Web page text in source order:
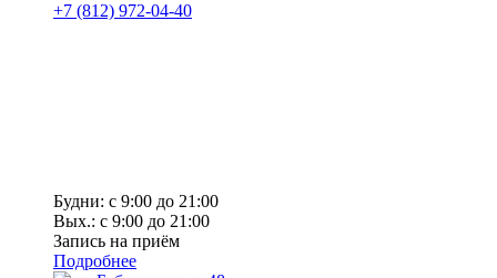
+7 (812) 972-04-40
Будни: с 9:00 до 21:00
Вых.: с 9:00 до 21:00
Запись на приём
Подробнее